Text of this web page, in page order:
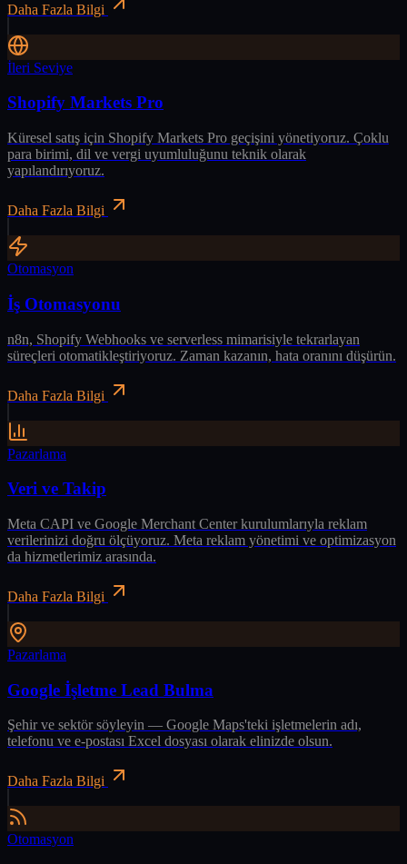
Daha Fazla Bilgi
İleri Seviye
Shopify Markets Pro
Küresel satış için Shopify Markets Pro geçişini yönetiyoruz. Çoklu
para birimi, dil ve vergi uyumluluğunu teknik olarak
yapılandırıyoruz.
Daha Fazla Bilgi
Otomasyon
İş Otomasyonu
n8n, Shopify Webhooks ve serverless mimarisiyle tekrarlayan
süreçleri otomatikleştiriyoruz. Zaman kazanın, hata oranını düşürün.
Daha Fazla Bilgi
Pazarlama
Veri ve Takip
Meta CAPI ve Google Merchant Center kurulumlarıyla reklam
verilerinizi doğru ölçüyoruz. Meta reklam yönetimi ve optimizasyon
da hizmetlerimiz arasında.
Daha Fazla Bilgi
Pazarlama
Google İşletme Lead Bulma
Şehir ve sektör söyleyin — Google Maps'teki işletmelerin adı,
telefonu ve e-postası Excel dosyası olarak elinizde olsun.
Daha Fazla Bilgi
Otomasyon